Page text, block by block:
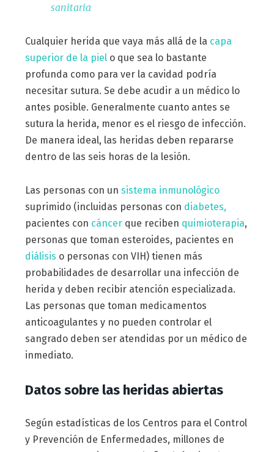
sanitaria
Cualquier herida que vaya más allá de la capa
superior de la pielo que sea lo bastante
profunda como para ver la cavidad podría
necesitar sutura. Se debe acudir a un médico lo
antes posible. Generalmente cuanto antes se
sutura la herida, menor es el riesgo de infección.
De manera ideal, las heridas deben repararse
dentro de las seis horas de la lesión.
Las personas con un sistema inmunológico
suprimido (incluidas personas con diabetes,
pacientes con cáncerque reciben quimioterapia,
personas que toman esteroides, pacientes en
diálisis o personas con VIH) tienen más
probabilidades de desarrollar una infección de
herida y deben recibir atención especializada.
Las personas que toman medicamentos
anticoagulantes y no pueden controlar el
sangrado deben ser atendidas por un médico de
inmediato.
Datos sobre las heridas abiertas
Según estadísticas de los Centros para el Control
y Prevención de Enfermedades, millones de